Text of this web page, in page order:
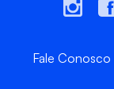
Fale Conosco